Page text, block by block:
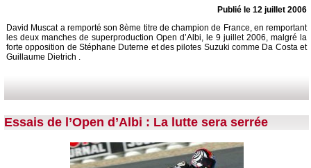
Publié le 12 juillet 2006
David Muscat a remporté son 8ème titre de champion de France, en remportant
les deux manches de superproduction Open d’Albi, le 9 juillet 2006, malgré la
forte opposition de Stéphane Duterne et des pilotes Suzuki comme Da Costa et
Guillaume Dietrich .
Essais de l’Open d’Albi : La lutte sera serrée